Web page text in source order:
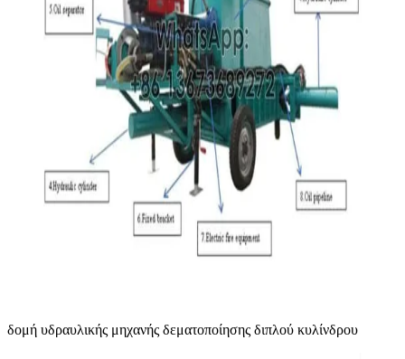
δομή υδραυλικής μηχανής δεματοποίησης διπλού κυλίνδρου